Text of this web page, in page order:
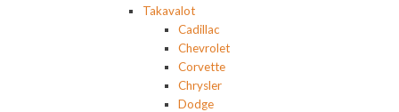
Takavalot
Cadillac
Chevrolet
Corvette
Chrysler
Dodge